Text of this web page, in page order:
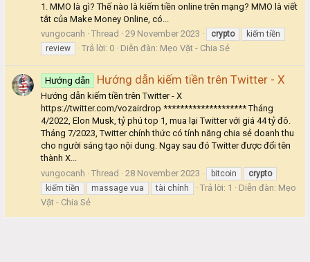
1. MMO là gì? Thế nào là kiếm tiền online trên mạng? MMO là viết
tắt của Make Money Online, có...
vungocanh
Thread 29 November 2023 crypto
kiếm tiền
review
Trả lời: 0 Diễn đàn: Mẹo Vặt - Chia Sẻ
Hướng dẫn Hướng dẫn kiếm tiền trên Twitter - X
Hướng dẫn kiếm tiền trên Twitter - X
https://twitter.com/vozairdrop ******************** Tháng
4/2022, Elon Musk, tỷ phú top 1, mua lại Twitter với giá 44 tỷ đô.
Tháng 7/2023, Twitter chính thức có tính năng chia sẻ doanh thu
cho người sáng tạo nội dung. Ngay sau đó Twitter được đổi tên
thành X...
vungocanh
Thread 28 November 2023 bitcoin
crypto
kiếm tiền
massage vua tài chính Trả lời: 1 Diễn đàn: Mẹo
Vặt - Chia Sẻ